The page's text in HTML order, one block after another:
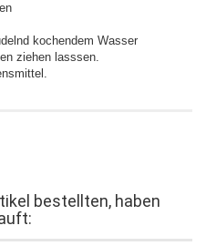
kochendem Wasser
ziehen lasssen.
bestellten, haben